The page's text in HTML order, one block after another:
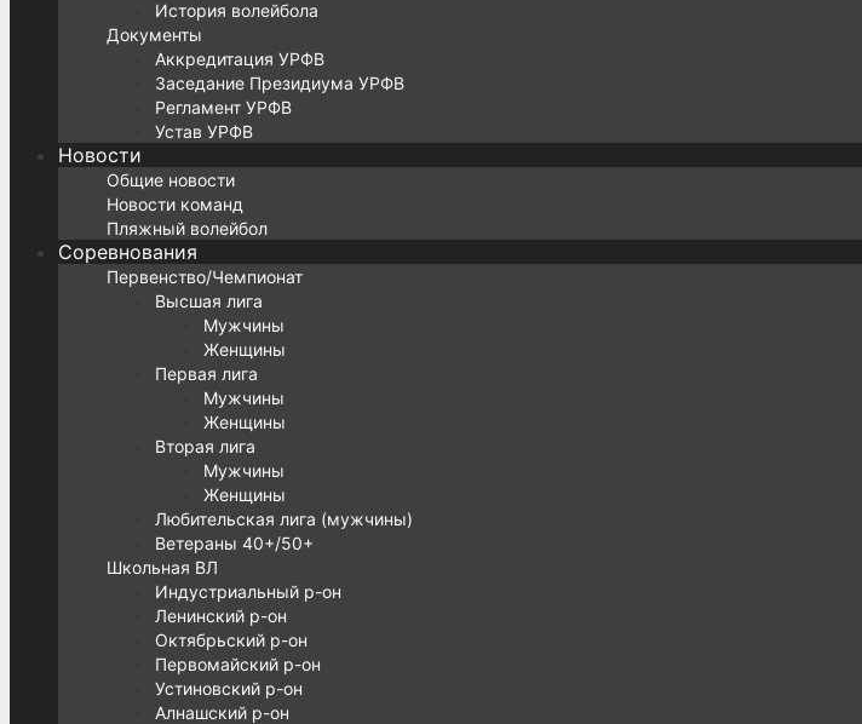
История волейбола
Документы
Аккредитация УРФВ
Заседание Президиума УРФВ
Регламент УРФВ
Устав УРФВ
Новости
Общие новости
Новости команд
Пляжный волейбол
Соревнования
Первенство/Чемпионат
Высшая лига
Мужчины
Женщины
Первая лига
Мужчины
Женщины
Вторая лига
Мужчины
Женщины
Любительская лига (мужчины)
Ветераны 40+/50+
Школьная ВЛ
Индустриальный р-он
Ленинский р-он
Октябрьский р-он
Первомайский р-он
Устиновский р-он
Алнашский р-он